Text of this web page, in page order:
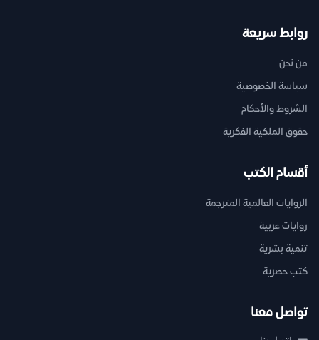
روابط سريعة
من نحن
سياسة الخصوصية
الشروط والأحكام
حقوق الملكية الفكرية
أقسام الكتب
الروايات العالمية المترجمة
روايات عربية
تنمية بشرية
كتب حصرية
تواصل معنا